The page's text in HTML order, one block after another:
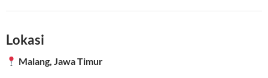
Lokasi
Malang, Jawa Timur